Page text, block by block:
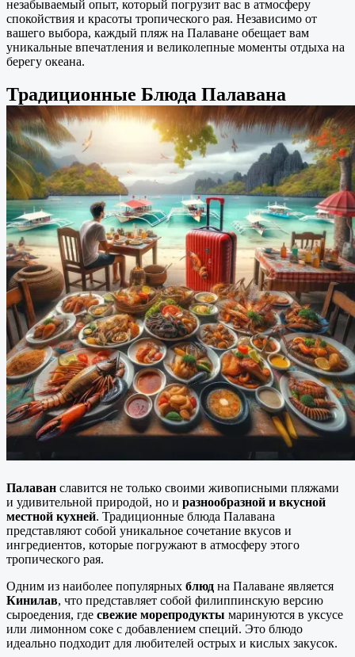
незабываемый опыт, который погрузит вас в атмосферу
спокойствия и красоты тропического рая. Независимо от
вашего выбора, каждый пляж на Палаване обещает вам
уникальные впечатления и великолепные моменты отдыха на
берегу океана.
Традиционные Блюда Палавана
Палаван славится не только своими живописными пляжами
и удивительной природой, но и разнообразной и вкусной
местной кухней. Традиционные блюда Палавана
представляют собой уникальное сочетание вкусов и
ингредиентов, которые погружают в атмосферу этого
тропического рая.
Одним из наиболее популярных блюд на Палаване является
Кинилав, что представляет собой филиппинскую версию
сыроедения, где свежие морепродукты маринуются в уксусе
или лимонном соке с добавлением специй. Это блюдо
идеально подходит для любителей острых и кислых закусок.